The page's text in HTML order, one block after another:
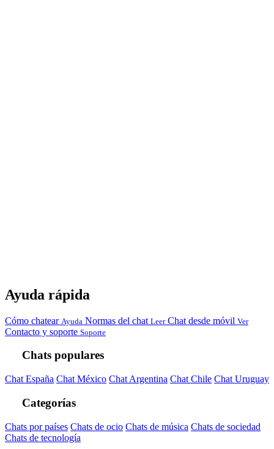
Ayuda rápida
Cómo chatear Ayuda Normas del chat Leer Chat desde móvil Ver
Contacto y soporte Soporte
Chats populares
Chat España Chat México Chat Argentina Chat Chile Chat Uruguay
Categorías
Chats por países Chats de ocio Chats de música Chats de sociedad
Chats de tecnología